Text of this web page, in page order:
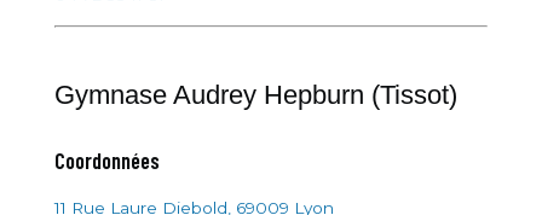
Gymnase Audrey Hepburn (Tissot)
Coordonnées
11 Rue Laure Diebold, 69009 Lyon